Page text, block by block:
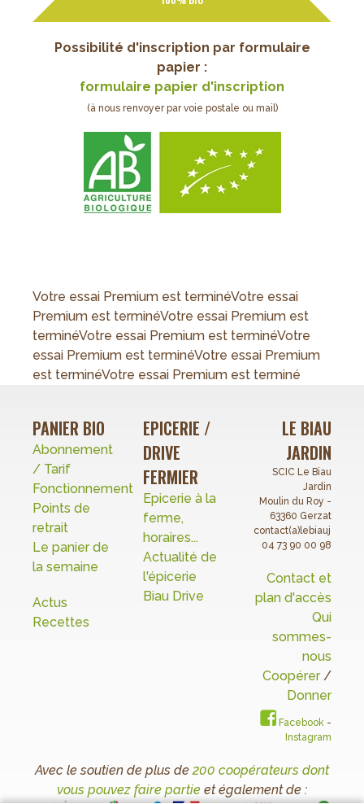
Possibilité d'inscription par formulaire
papier :
formulaire papier d'inscription
(à nous renvoyer par voie postale ou mail)
Votre essai Premium est terminéVotre essai
Premium est terminéVotre essai Premium est
terminéVotre essai Premium est terminéVotre
essai Premium est terminéVotre essai Premium
est terminéVotre essai Premium est terminé
PANIER BIO
Abonnement
/ Tarif
Fonctionnement
Points de
retrait
Le panier de
la semaine
Actus
Recettes
EPICERIE /
DRIVE
FERMIER
Epicerie à la
ferme,
horaires...
Actualité de
l'épicerie
Biau Drive
LE BIAU
JARDIN
SCIC Le Biau
Jardin
Moulin du Roy -
63360 Gerzat
04 73 90 00 98
Contact et
plan d'accès
Qui
sommes-
nous
Coopérer/
Donner
Facebook-
Instagram
Avec le soutien de plus de200 coopérateurs dont
vous pouvez faire partie et également de :